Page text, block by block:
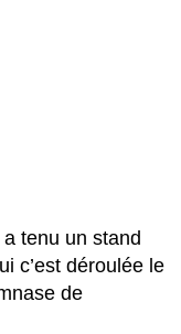
a tenu un stand
c’est déroulée le
de